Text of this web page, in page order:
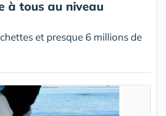
à tous au niveau
et presque 6 millions de